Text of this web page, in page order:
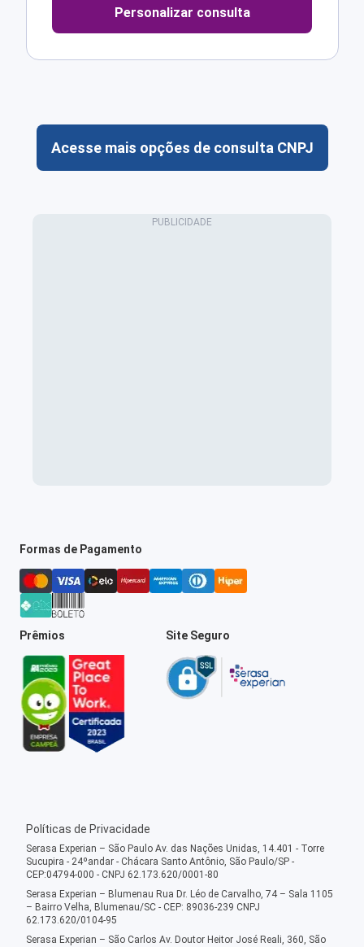
Personalizar consulta
Acesse mais opções de consulta CNPJ
Formas de Pagamento
Prêmios Site Seguro
Políticas de Privacidade
Serasa Experian – São Paulo Av. das Nações Unidas, 14.401 - Torre
Sucupira - 24ºandar - Chácara Santo Antônio, São Paulo/SP -
CEP:04794-000 - CNPJ 62.173.620/0001-80
Serasa Experian – Blumenau Rua Dr. Léo de Carvalho, 74 – Sala 1105
– Bairro Velha, Blumenau/SC - CEP: 89036-239 CNPJ
62.173.620/0104-95
Serasa Experian – São Carlos Av. Doutor Heitor José Reali, 360, São